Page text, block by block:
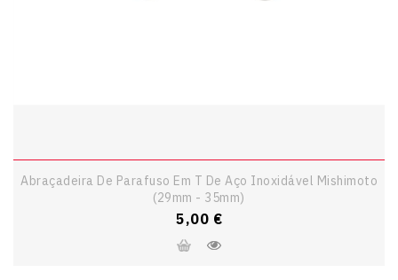
Abraçadeira De Parafuso Em T De Aço Inoxidável Mishimoto
(29mm - 35mm)
Preço
5,00 €